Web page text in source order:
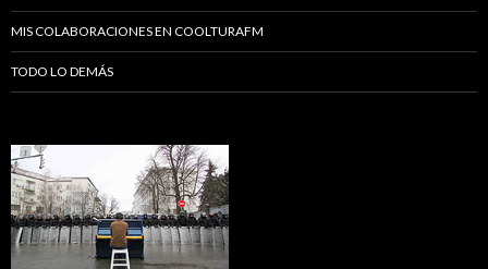
MIS COLABORACIONES EN COOLTURAFM
TODO LO DEMÁS